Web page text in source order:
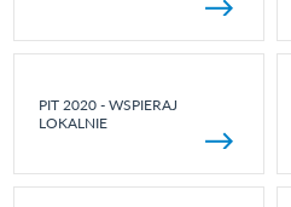
PIT 2020 - WSPIERAJ
LOKALNIE